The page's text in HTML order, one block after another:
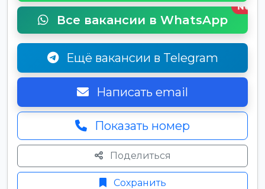
Все вакансии в WhatsApp
New
Ещё вакансии в Telegram
Написать email
Показать номер
Поделиться
Сохранить